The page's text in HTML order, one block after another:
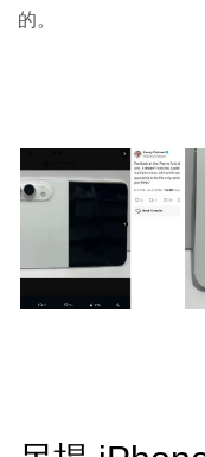
的。